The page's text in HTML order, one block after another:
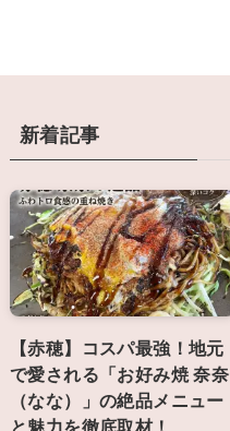
新着記事
【赤穂】コスパ最強！地元
で愛される「お好み焼 奈奈
（なな）」の絶品メニュー
と魅力を徹底取材！